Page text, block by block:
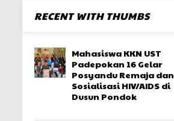
RECENT WITH THUMBS
Mahasiswa KKN UST
Padepokan 16 Gelar
Posyandu Remaja dan
Sosialisasi HIV/AIDS di
Dusun Pondok